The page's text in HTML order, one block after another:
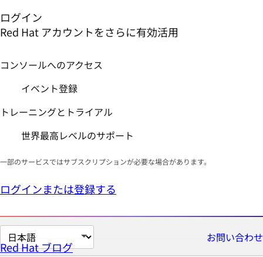
ログイン
Red Hat アカウントをさらに有効活用
コンソールへのアクセス
イベント登録
トレーニングとトライアル
世界最高レベルのサポート
一部のサービスではサブスクリプションが必要な場合があります。
ログインまたは登録する
ペ
ー
お問い合わせ
Red Hat ブログ